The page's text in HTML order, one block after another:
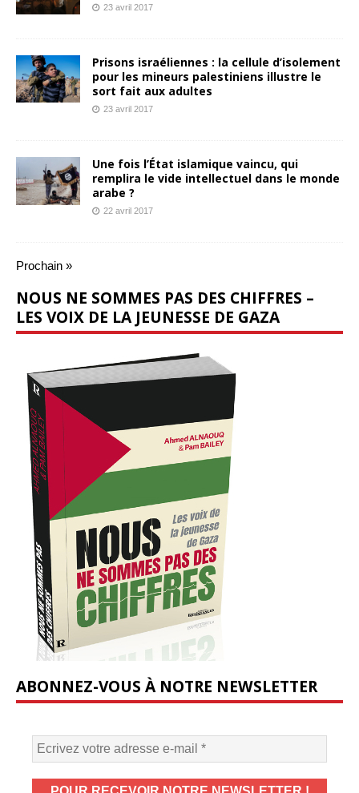
23 avril 2017
Prisons israéliennes : la cellule d’isolement
pour les mineurs palestiniens illustre le
sort fait aux adultes
23 avril 2017
Une fois l’État islamique vaincu, qui
remplira le vide intellectuel dans le monde
arabe ?
22 avril 2017
Prochain »
NOUS NE SOMMES PAS DES CHIFFRES –
LES VOIX DE LA JEUNESSE DE GAZA
ABONNEZ-VOUS À NOTRE NEWSLETTER